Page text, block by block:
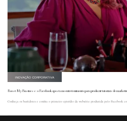
INOVAÇÃO CORPORATIVA
Boost My Business: o Facebook aposta no entretenimento para produzir tutoriais de
Conheça os bastidores e confira o primeiro episódio da websérie produzida pelo Facebook